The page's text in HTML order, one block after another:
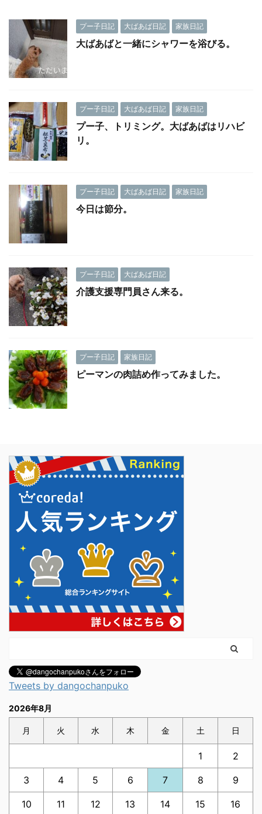
プー子日記 大ばあば日記 家族日記
大ばあばと一緒にシャワーを浴びる。
プー子日記 大ばあば日記 家族日記
プー子、トリミング。大ばあばはリハビ
リ。
プー子日記 大ばあば日記 家族日記
今日は節分。
プー子日記 大ばあば日記
介護支援専門員さん来る。
プー子日記 家族日記
ピーマンの肉詰め作ってみました。
Tweets by dangochanpuko
2026年8月
月 火 水 木 金 土 日
1 2
3 4 5 6 7 8 9
10 11 12 13 14 15 16